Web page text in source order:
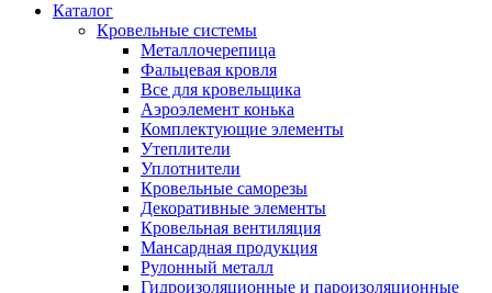
Каталог
Кровельные системы
Металлочерепица
Фальцевая кровля
Все для кровельщика
Аэроэлемент конька
Комплектующие элементы
Утеплители
Уплотнители
Кровельные саморезы
Декоративные элементы
Кровельная вентиляция
Мансардная продукция
Рулонный металл
Гидроизоляционные и пароизоляционные